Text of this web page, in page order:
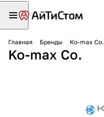
Главная Бренды Ko-max Co.
Ko-max Co.